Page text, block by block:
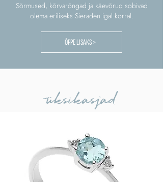
Sõrmused, kõrvarõngad ja käevõrud sobivad
olema eriliseks Sieraden igal korral.
ÕPPE LISAKS >
üksikasjad